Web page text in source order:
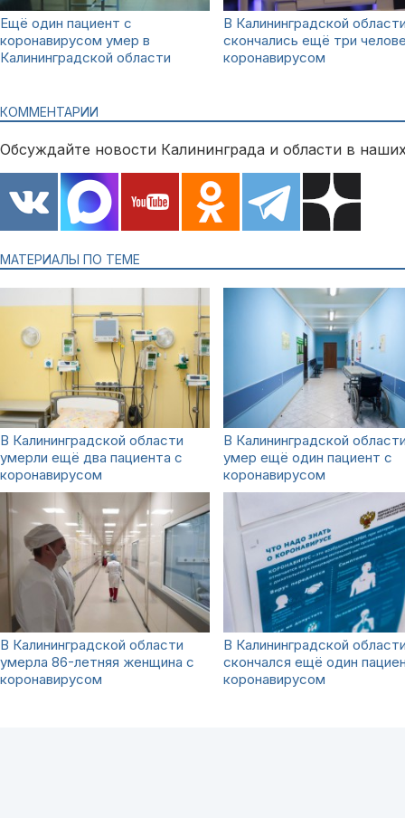
Ещё один пациент с
коронавирусом умер в
Калининградской области
В Калининградской
скончались ещё три
коронавирусом
КОММЕНТАРИИ
Обсуждайте новости Калининграда и области в
МАТЕРИАЛЫ ПО ТЕМЕ
В Калининградской области
умерли ещё два пациента с
коронавирусом
В Калининградской
умер ещё один пациент с
коронавирусом
В Калининградской области
умерла 86-летняя женщина с
коронавирусом
В Калининградской
скончался ещё один
коронавирусом